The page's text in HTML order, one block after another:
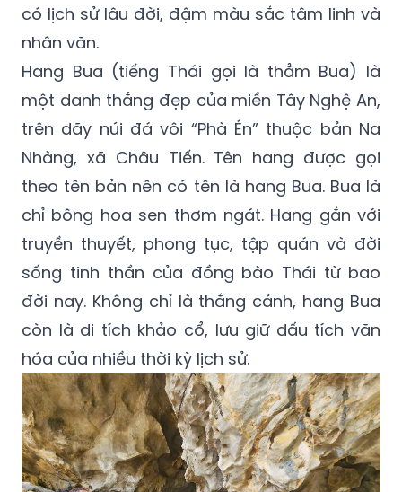
có lịch sử lâu đời, đậm màu sắc tâm linh và
nhân văn.
Hang Bua (tiếng Thái gọi là thẳm Bua) là
một danh thắng đẹp của miền Tây Nghệ An,
trên dãy núi đá vôi “Phà Én” thuộc bản Na
Nhàng, xã Châu Tiến. Tên hang được gọi
theo tên bản nên có tên là hang Bua. Bua là
chỉ bông hoa sen thơm ngát. Hang gắn với
truyền thuyết, phong tục, tập quán và đời
sống tinh thần của đồng bào Thái từ bao
đời nay. Không chỉ là thắng cảnh, hang Bua
còn là di tích khảo cổ, lưu giữ dấu tích văn
hóa của nhiều thời kỳ lịch sử.